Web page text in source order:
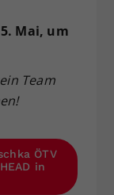
Mai, um
Team
ÖTV
in